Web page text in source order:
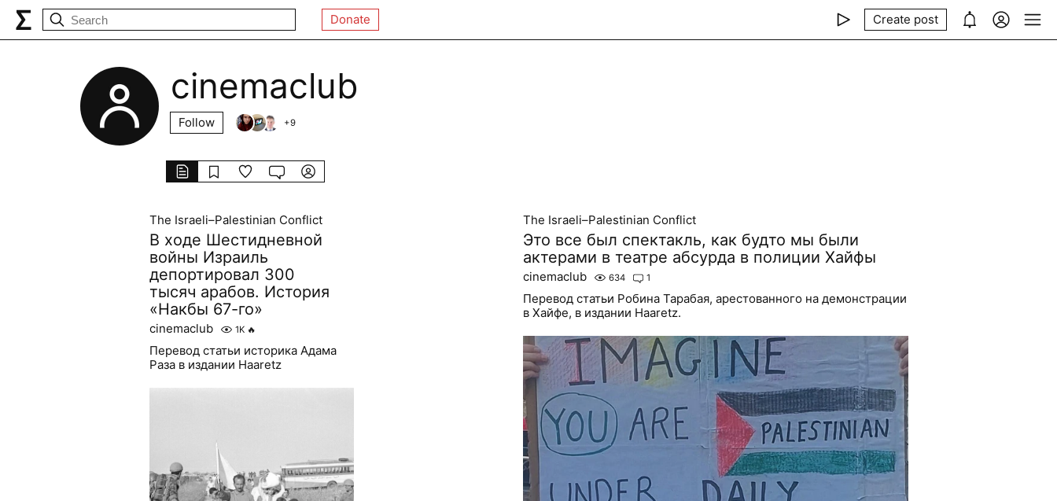
Donate Create post
cinemaclub
Follow +9
The Israeli–Palestinian Conflict
В ходе Шестидневной
войны Израиль
депортировал 300
тысяч арабов. История
«Накбы 67-го»
cinemaclub 1K 🔥
Перевод статьи историка Адама
Раза в издании Haaretz
The Israeli–Palestinian Conflict
Это все был спектакль, как будто мы были
актерами в театре абсурда в полиции Хайфы
cinemaclub 634 1
Перевод статьи Робина Тарабая, арестованного на демонстрации
в Хайфе, в издании Haaretz.